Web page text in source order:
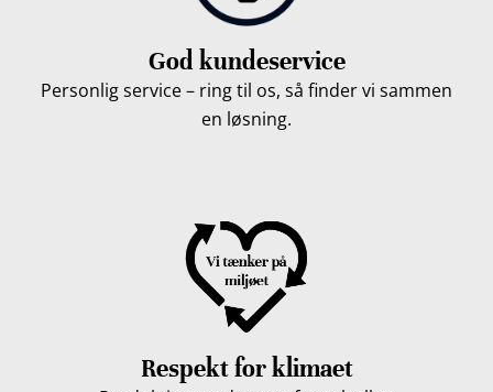
God kundeservice
Personlig service – ring til os, så finder vi sammen
en løsning.
Respekt for klimaet